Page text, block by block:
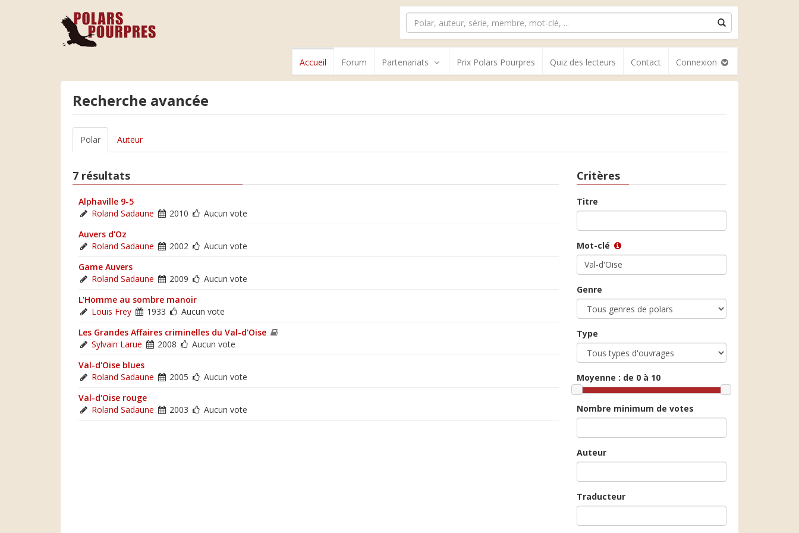
Accueil Forum Partenariats Prix Polars Pourpres Quiz des lecteurs Contact Connexion
Recherche avancée
Polar Auteur
7 résultats
Alphaville 9-5
Roland Sadaune
2010
Aucun vote
Auvers d'Oz
Roland Sadaune
2002
Aucun vote
Game Auvers
Roland Sadaune
2009
Aucun vote
L'Homme au sombre manoir
Louis Frey
1933
Aucun vote
Les Grandes Affaires criminelles du Val-d'Oise
Sylvain Larue
2008
Aucun vote
Val-d'Oise blues
Roland Sadaune
2005
Aucun vote
Val-d'Oise rouge
Roland Sadaune
2003 Aucun vote
Critères
Titre
Mot-clé
Genre
Type
Moyenne : de 0 à 10
Nombre minimum de votes
Auteur
Traducteur